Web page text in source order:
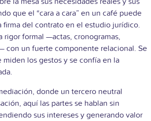
que el “cara a cara” en un café puede
firma del contrato en el estudio jurídico.
rigor formal —actas, cronogramas,
con un fuerte componente relacional. Se
miden los gestos y se confía en la
donde un tercero neutral
aquí las partes se hablan sin
sus intereses y generando valor